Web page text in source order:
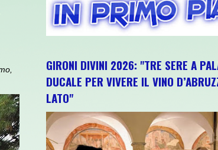
GIRONI DIVINI 2026: "TRE SERE A
DUCALE PER VIVERE IL VINO
LATO"